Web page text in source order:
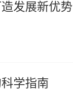
发展新优势
学指南